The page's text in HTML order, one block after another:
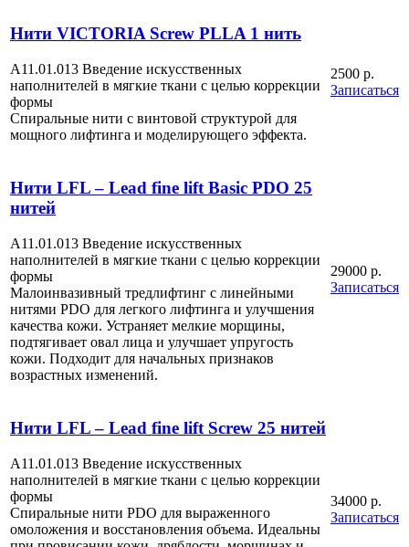
Нити VICTORIA Screw PLLA 1 нить
A11.01.013 Введение искусственных
наполнителей в мягкие ткани с целью коррекции
формы
Спиральные нити с винтовой структурой для
мощного лифтинга и моделирующего эффекта.
2500 р.
Записаться
Нити LFL – Lead fine lift Basic PDO 25
нитей
A11.01.013 Введение искусственных
наполнителей в мягкие ткани с целью коррекции
формы
Малоинвазивный тредлифтинг с линейными
нитями PDO для легкого лифтинга и улучшения
качества кожи. Устраняет мелкие морщины,
подтягивает овал лица и улучшает упругость
кожи. Подходит для начальных признаков
возрастных изменений.
29000 р.
Записаться
Нити LFL – Lead fine lift Screw 25 нитей
A11.01.013 Введение искусственных
наполнителей в мягкие ткани с целью коррекции
формы
Спиральные нити PDO для выраженного
омоложения и восстановления объема. Идеальны
34000 р.
Записаться